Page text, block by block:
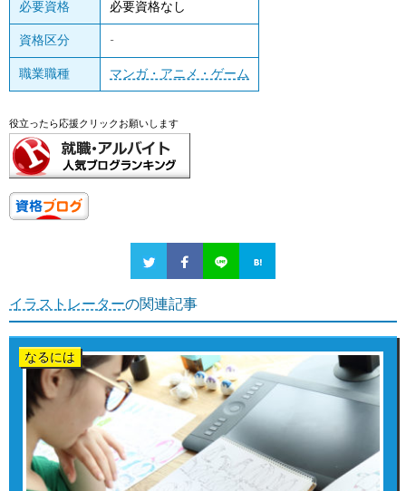
必要資格 必要資格なし
資格区分 -
職業職種 マンガ・アニメ・ゲーム
役立ったら応援クリックお願いします
イラストレーターの関連記事
なるには